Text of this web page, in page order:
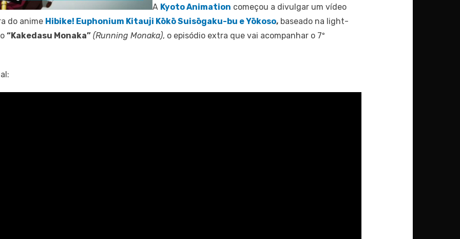
A Kyoto Animation começou a divulgar um vídeo
do anime Hibike! Euphonium Kitauji Kōkō Suisōgaku-bu e Yōkoso, baseado na light-
“Kakedasu Monaka” (Running Monaka), o episódio extra que vai acompanhar o 7º